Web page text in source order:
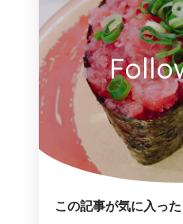
この記事が気に入っ